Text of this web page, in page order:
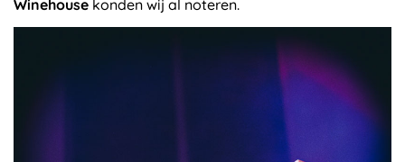
Winehouse konden wij al noteren.